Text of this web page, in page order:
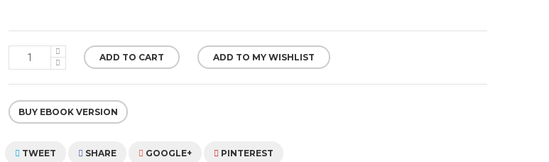
ADD TO CART ADD TO MY WISHLIST
BUY EBOOK VERSION
TWEET SHARE GOOGLE+ PINTEREST